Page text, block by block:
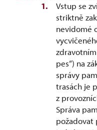
Vstup se
striktně
nevidomé
pes“) na
správy
trasách je
z
Správa
požadovat